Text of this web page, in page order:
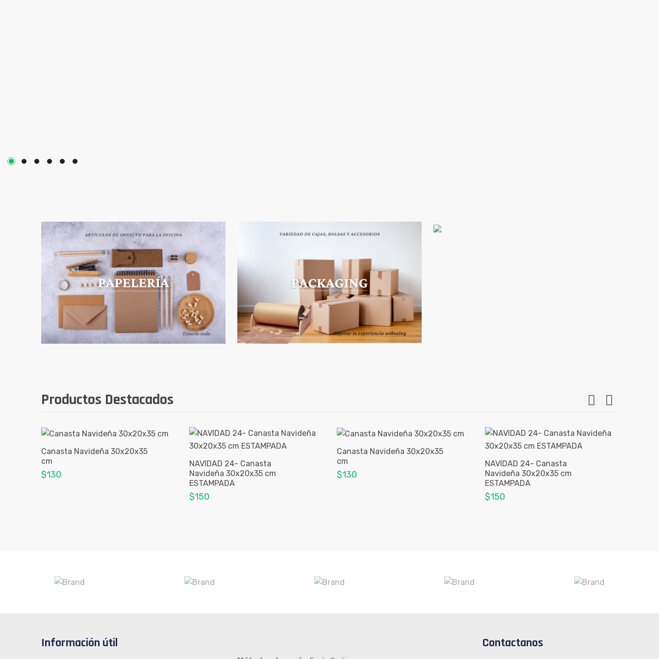
Productos Destacados
Canasta Navideña 30x20x35
cm
$130
NAVIDAD 24- Canasta
Navideña 30x20x35 cm
ESTAMPADA
$150
Canasta Navideña 30x20x35
cm
$130
NAVIDAD 24- Canasta
Navideña 30x20x35 cm
ESTAMPADA
$150
Información útil Contactanos